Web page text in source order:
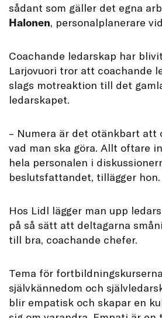
sådant som gäller det egna
Halonen, personalplanerare
Coachande ledarskap har
Larjovuori tror att coachande
slags motreaktion till det
ledarskapet.
– Numera är det otänkbart att
vad man ska göra. Allt oftare
hela personalen i
beslutsfattandet, tillägger hon.
Hos Lidl lägger man upp
på så sätt att deltagarna
till bra, coachande chefer.
Tema för
självkännedom och
blir empatisk och skapar en